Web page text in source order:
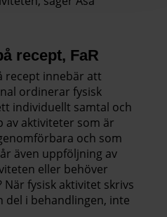
recept, FaR
recept innebär att
ordinerar fysisk
individuellt samtal och
av aktiviteter som är
och som
även uppföljning av
eller behöver
fysisk aktivitet skrivs
del i behandlingen, inte